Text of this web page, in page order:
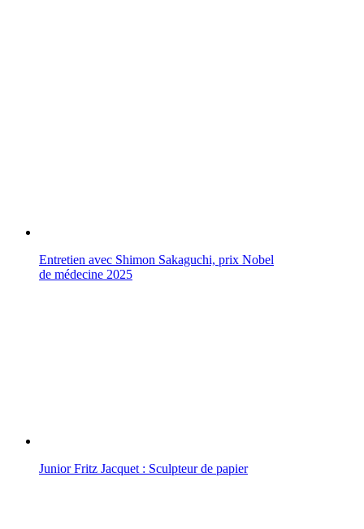
Entretien avec Shimon Sakaguchi, prix Nobel
de médecine 2025
Junior Fritz Jacquet : Sculpteur de papier